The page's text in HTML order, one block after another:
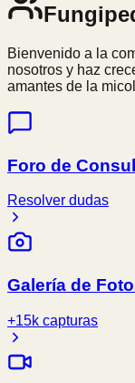
Bienvenido a la
nosotros y haz
amantes de la
Foro de
Resolver dudas
Galería de
+15k capturas